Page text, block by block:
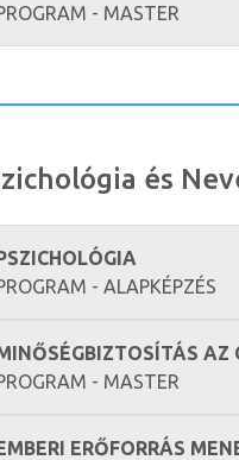
- MASTER
és
- ALAPKÉPZÉS
AZ
- MASTER
ERŐFORRÁS